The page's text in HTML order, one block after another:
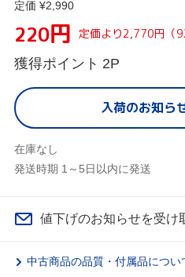
定価 ¥2,990
220円 定価より2,770円（
獲得ポイント 2P
入荷のお知ら
在庫なし
発送時期 1～5日以内に発送
値下げのお知らせを受け
中古商品の品質・付属品につい